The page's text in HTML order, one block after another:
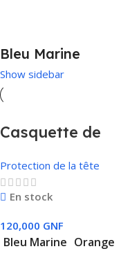
Bleu Marine
Show sidebar
Casquette de
Protection de la tête
En stock
120,000 GNF
Bleu Marine Orange